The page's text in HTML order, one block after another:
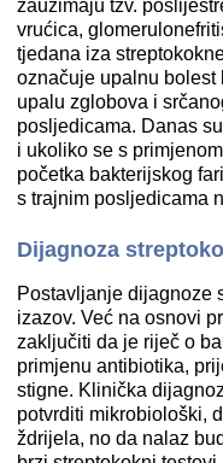
zauzimaju tzv.
vrućica,
tjedana iza
označuje upalnu bolest
upalu zglobova i
posljedicama. Danas
i ukoliko se s
početka bakterijskog
s trajnim posljedicama
Dijagnoza
Postavljanje dijagnoze
izazov. Već na osnovi
zaključiti da je riječ o
primjenu antibiotika,
stigne. Klinička
potvrditi mikrobiološki,
ždrijela, no da nalaz